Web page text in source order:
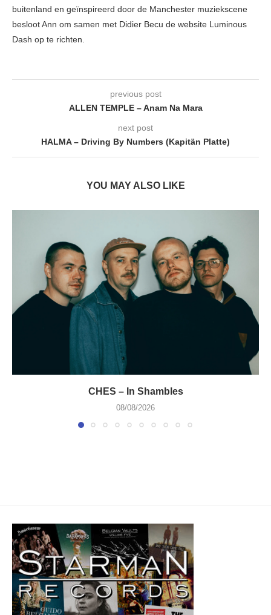
buitenland en geïnspireerd door de Manchester muziekscene
besloot Ann om samen met Didier Becu de website Luminous
Dash op te richten.
previous post
ALLEN TEMPLE – Anam Na Mara
next post
HALMA – Driving By Numbers (Kapitän Platte)
YOU MAY ALSO LIKE
CHES – In Shambles
08/08/2026